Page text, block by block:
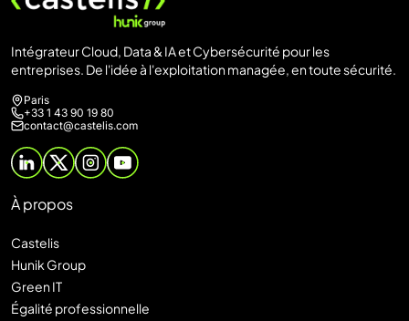
Intégrateur Cloud, Data & IA et Cybersécurité pour les
entreprises. De l'idée à l'exploitation managée, en toute sécurité.
Paris
+33 1 43 90 19 80
contact@castelis.com
À propos
Castelis
Hunik Group
Green IT
Égalité professionnelle